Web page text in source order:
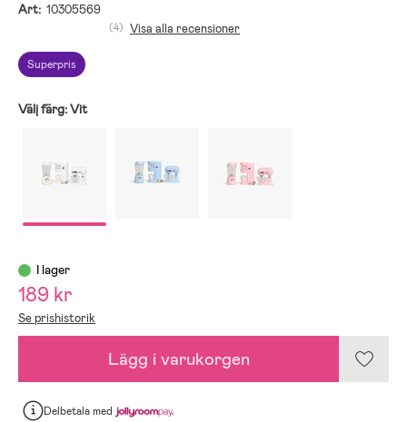
Art: 10305569
Superpris
(4) Visa alla recensioner
Välj färg:Vit
I lager
189 kr
Se prishistorik
Lägg i varukorgen
Delbetalamed